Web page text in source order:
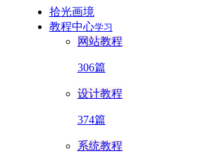
拾光画境
教程中心学习
网站教程
306篇
设计教程
374篇
系统教程